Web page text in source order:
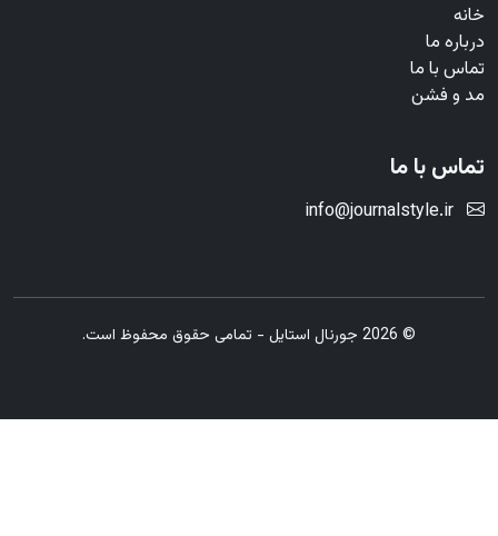
خانه
درباره ما
تماس با ما
مد و فشن
تماس با ما
info@journalstyle.ir
© 2026 جورنال استایل - تمامی حقوق محفوظ است.